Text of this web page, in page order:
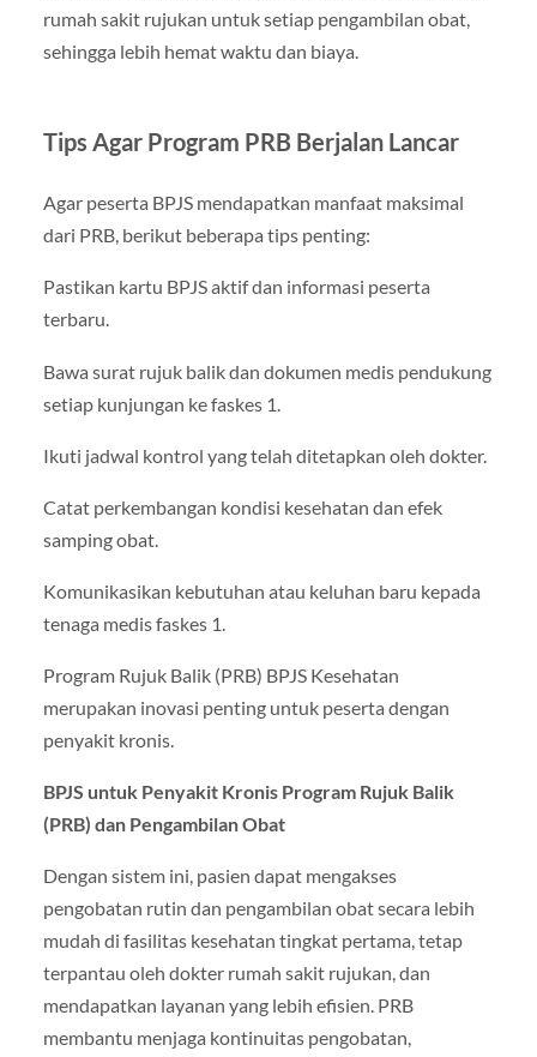
rumah sakit rujukan untuk setiap pengambilan obat,
sehingga lebih hemat waktu dan biaya.
Tips Agar Program PRB Berjalan Lancar
Agar peserta BPJS mendapatkan manfaat maksimal
dari PRB, berikut beberapa tips penting:
Pastikan kartu BPJS aktif dan informasi peserta
terbaru.
Bawa surat rujuk balik dan dokumen medis pendukung
setiap kunjungan ke faskes 1.
Ikuti jadwal kontrol yang telah ditetapkan oleh dokter.
Catat perkembangan kondisi kesehatan dan efek
samping obat.
Komunikasikan kebutuhan atau keluhan baru kepada
tenaga medis faskes 1.
Program Rujuk Balik (PRB) BPJS Kesehatan
merupakan inovasi penting untuk peserta dengan
penyakit kronis.
BPJS untuk Penyakit Kronis Program Rujuk Balik
(PRB) dan Pengambilan Obat
Dengan sistem ini, pasien dapat mengakses
pengobatan rutin dan pengambilan obat secara lebih
mudah di fasilitas kesehatan tingkat pertama, tetap
terpantau oleh dokter rumah sakit rujukan, dan
mendapatkan layanan yang lebih efisien. PRB
membantu menjaga kontinuitas pengobatan,